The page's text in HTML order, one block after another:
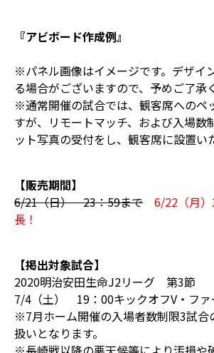
『アビボード作成例』
※パネル画像はイメージです。デザイ
る場合がございますので、予めご了承
※通常開催の試合では、観客席へのペ
すが、リモートマッチ、および入場数
ット写真の受付をし、観客席に設置い
【販売期間】
6/21（日） 23：59まで
6/22（月
長！
【掲出対象試合】
2020明治安田生命J2リーグ 第3節
7/4（土） 19：00キックオフV・ファ
※7月ホーム開催の入場者数制限3試合
扱いとなります。